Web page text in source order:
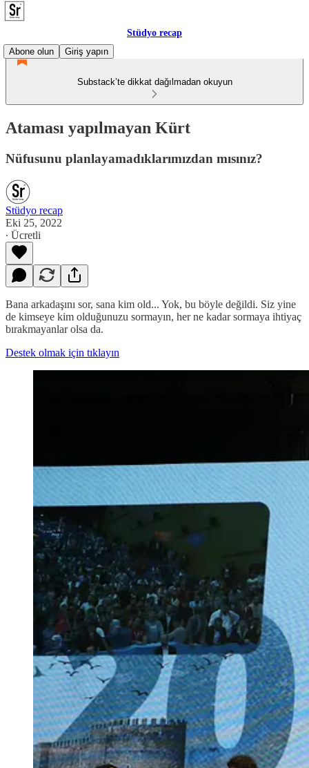
Stüdyo recap
Abone olun
Giriş yapın
Substack’te dikkat dağılmadan okuyun
Ataması yapılmayan Kürt
Nüfusunu planlayamadıklarımızdan mısınız?
Stüdyo recap
Eki 25, 2022
∙ Ücretli
Bana arkadaşını sor, sana kim old... Yok, bu böyle değildi. Siz yine
de kimseye kim olduğunuzu sormayın, her ne kadar sormaya ihtiyaç
bırakmayanlar olsa da.
Destek olmak için tıklayın